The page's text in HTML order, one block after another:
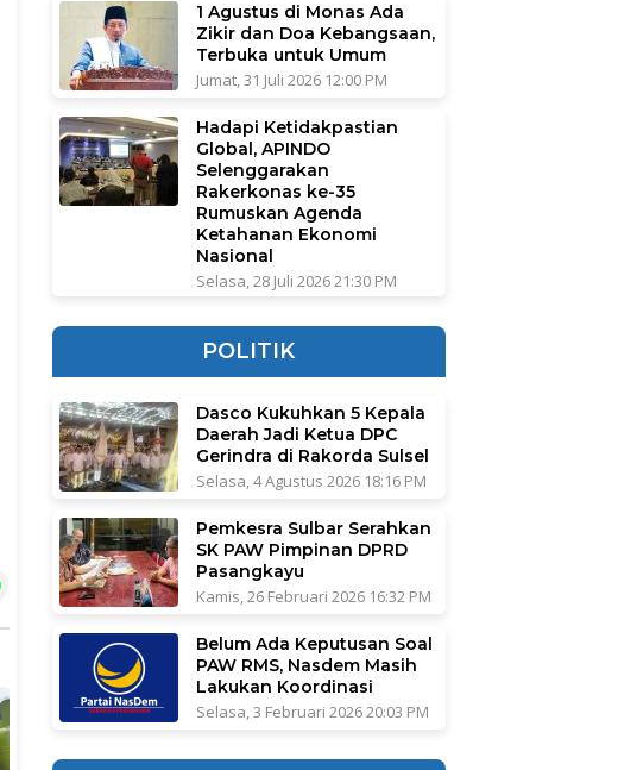
1 Agustus di Monas Ada
Zikir dan Doa Kebangsaan,
Terbuka untuk Umum
Jumat, 31 Juli 2026 12:00 PM
Hadapi Ketidakpastian
Global, APINDO
Selenggarakan
Rakerkonas ke-35
Rumuskan Agenda
Ketahanan Ekonomi
Nasional
Selasa, 28 Juli 2026 21:30 PM
POLITIK
Dasco Kukuhkan 5 Kepala
Daerah Jadi Ketua DPC
Gerindra di Rakorda Sulsel
Selasa, 4 Agustus 2026 18:16 PM
Pemkesra Sulbar Serahkan
SK PAW Pimpinan DPRD
Pasangkayu
Kamis, 26 Februari 2026 16:32 PM
Belum Ada Keputusan Soal
PAW RMS, Nasdem Masih
Lakukan Koordinasi
Selasa, 3 Februari 2026 20:03 PM